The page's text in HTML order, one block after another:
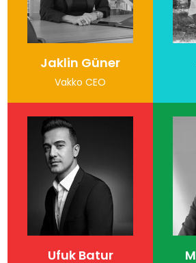
Jaklin Güner
Vakko CEO
Ufuk Batur